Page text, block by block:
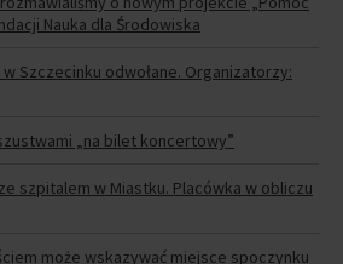
Nauka dla Środowiska
Szczecinku odwołane. Organizatorzy:
„na bilet koncertowy”
szpitalem w Miastku. Placówka w obliczu
może wskazywać miejsce spoczynku